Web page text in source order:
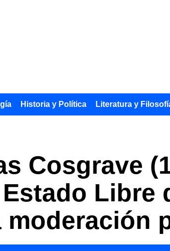
Historia y Política Literatura y
Cosgrave
Libre
moderación